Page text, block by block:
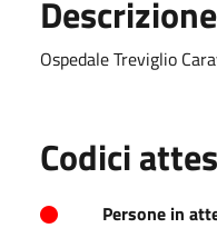
Descrizione
Ospedale Treviglio
Codici
Persone in